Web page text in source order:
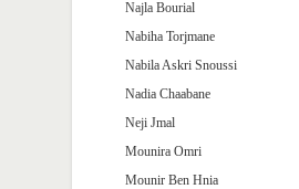
Najla Bourial
Nabiha Torjmane
Nabila Askri Snoussi
Nadia Chaabane
Neji Jmal
Mounira Omri
Mounir Ben Hnia